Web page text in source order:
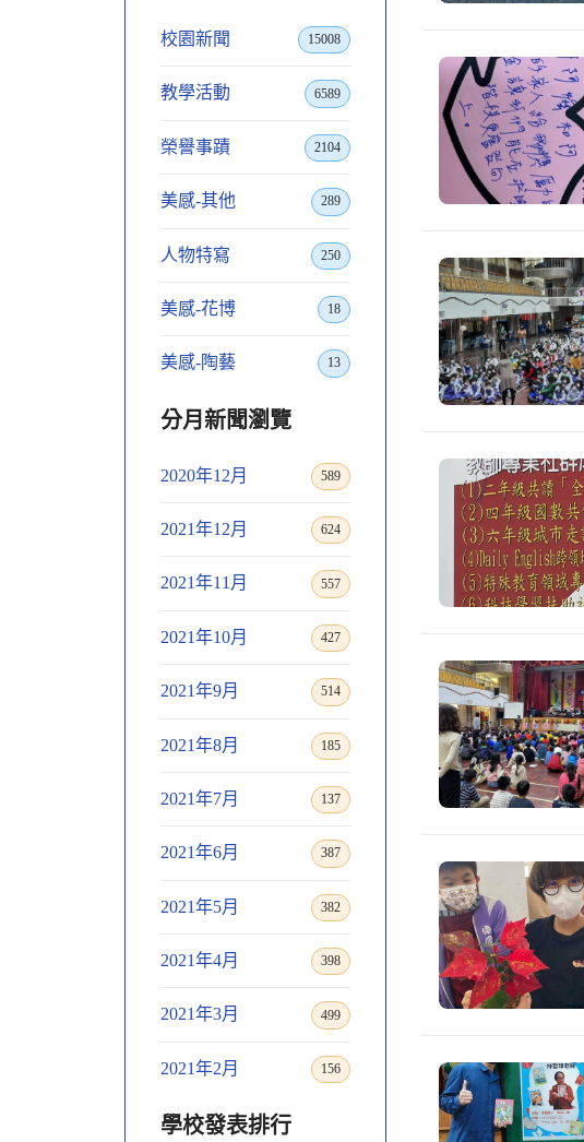
校園新聞 15008
教學活動 6589
榮譽事蹟 2104
美感-其他 289
人物特寫 250
美感-花博 18
美感-陶藝 13
分月新聞瀏覽
2020年12月 589
2021年12月 624
2021年11月 557
2021年10月 427
2021年9月 514
2021年8月 185
2021年7月 137
2021年6月 387
2021年5月 382
2021年4月 398
2021年3月 499
2021年2月 156
學校發表排行